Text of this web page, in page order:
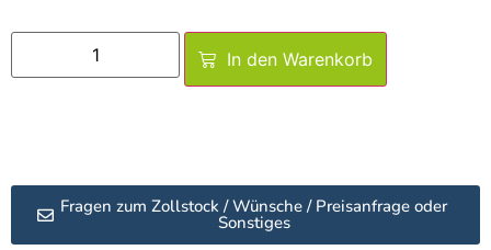
In den Warenkorb
Fragen zum Zollstock / Wünsche / Preisanfrage oder
Sonstiges